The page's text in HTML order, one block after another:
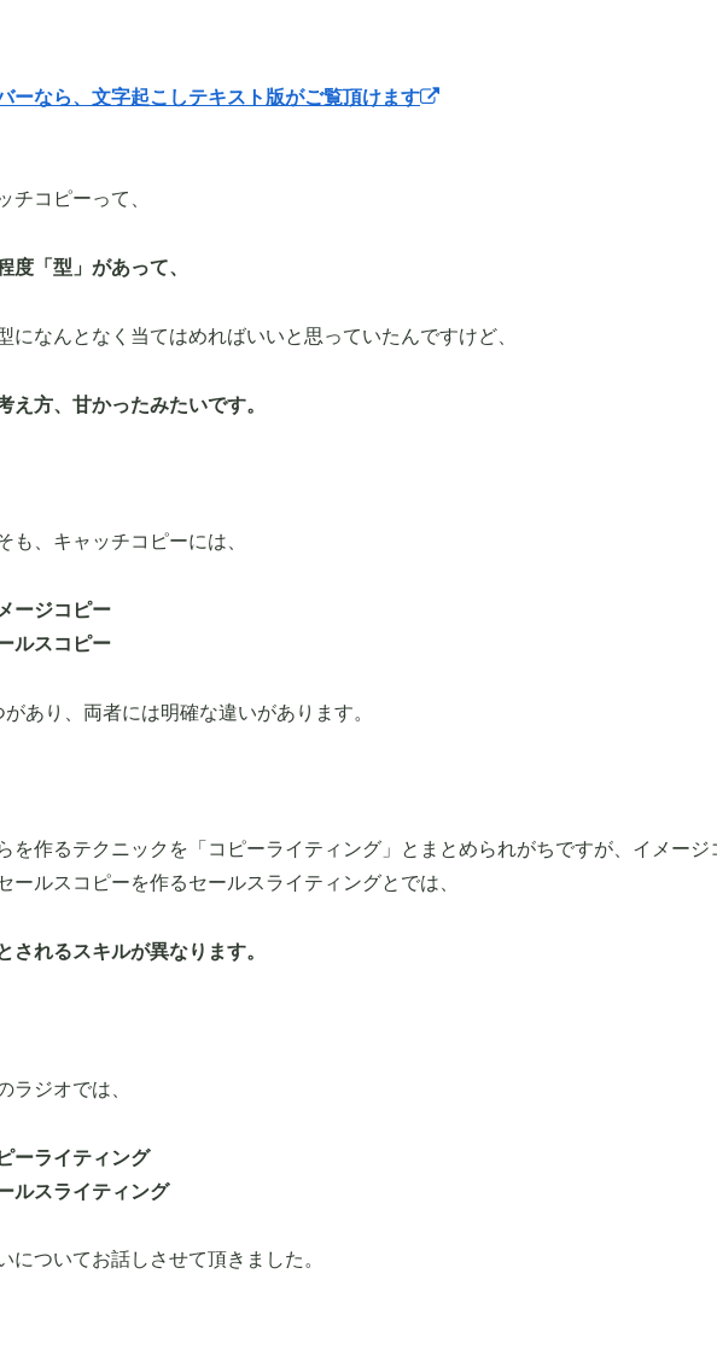
ーなら、文字起こしテキスト版がご覧頂けます
チコピーって、
度「型」があって、
になんとなく当てはめればいいと思っていたんですけど、
え方、甘かったみたいです。
も、キャッチコピーには、
ージコピー
ルスコピー
があり、両者には明確な違いがあります。
を作るテクニックを「コピーライティング」とまとめられがちですが、イメー
ールスコピーを作るセールスライティングとでは、
されるスキルが異なります。
ラジオでは、
ーライティング
ルスライティング
についてお話しさせて頂きました。